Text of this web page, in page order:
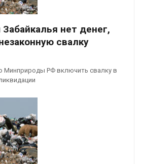
нет денег,
свалку
Минприроды РФ включить свалку в